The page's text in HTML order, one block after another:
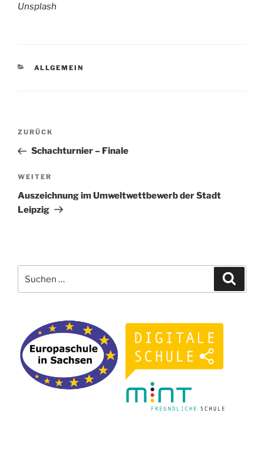
Unsplash
KATEGORIEN
ALLGEMEIN
Beitragsnavigation
Vorheriger
Beitrag
ZURÜCK
Schachturnier – Finale
Nächster
Beitrag
WEITER
Auszeichnung im Umweltwettbewerb der Stadt
Leipzig
nach: